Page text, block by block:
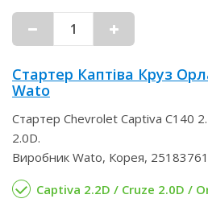
Стартер Каптіва Круз
Wato
Стартер Chevrolet Captiva C140
2.0D.
Виробник Wato, Корея,
Captiva 2.2D / Cruze 2.0D /